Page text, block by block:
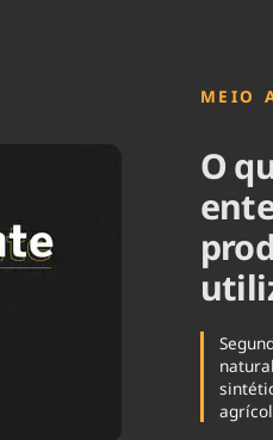
MEIO
O